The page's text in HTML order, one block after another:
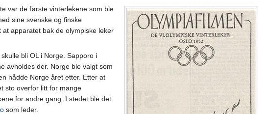
var de første vinterlekene som ble
sine svenske og finske
apparatet bak de olympiske leker
bli OL i Norge. Sapporo i
avholdes der. Norge ble valgt som
nådde Norge året etter. Etter at
sto overfor litt for mange
for andre gang. I stedet ble det
som leder.